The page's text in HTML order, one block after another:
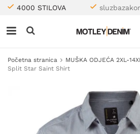
4000 STILOVA
Početna stranica MUŠKA ODJEĆA 2XL-
Split Star Saint Shirt